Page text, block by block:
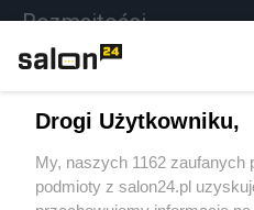
Rozmaitości
Sport
Społeczeństwo
Drogi Użytkowniku,
My, naszych 1162 zaufanych
podmioty z salon24.pl